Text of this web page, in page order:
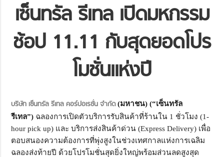
เซ็นทรัล รีเทล เปิดมหกรรม
ช้อป 11.11 กับสุดยอดโปร
โมชั่นแห่งปี
บริษัท เซ็นทรัล รีเทล คอร์ปอเรชั่น จำกัด(มหาชน) (“เซ็นทรัล
รีเทล”) ฉลองการเปิดตัวบริการรับสินค้าที่ร้านใน 1 ชั่วโมง (1-
hour pick up) และ บริการส่งสินค้าด่วน (Express Delivery) เพื่อ
ตอบสนองความต้องการที่พุ่งสูงในช่วงเทศกาลแห่งการเฉลิม
ฉลองส่งท้ายปี ด้วยโปรโมชั่นสุดยิ่งใหญ่พร้อมส่วนลดสูงสุด